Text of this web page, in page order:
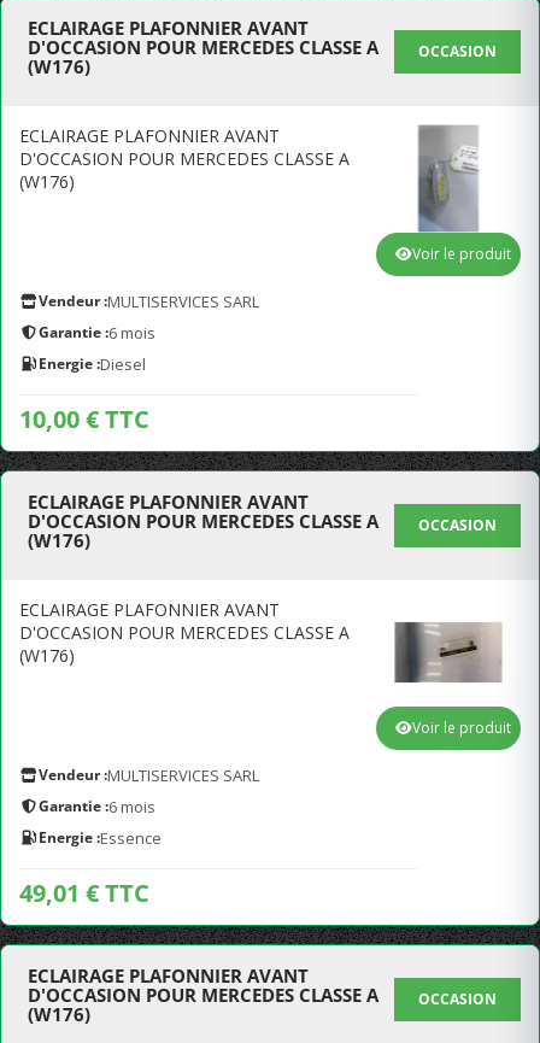
ECLAIRAGE PLAFONNIER AVANT
D'OCCASION POUR MERCEDES CLASSE A
(W176)
OCCASION
ECLAIRAGE PLAFONNIER AVANT
D'OCCASION POUR MERCEDES CLASSE A
(W176)
Vendeur :MULTISERVICES SARL
Garantie :6 mois
Energie :Diesel
10,00 € TTC
Voir le produit
ECLAIRAGE PLAFONNIER AVANT
D'OCCASION POUR MERCEDES CLASSE A
(W176)
OCCASION
ECLAIRAGE PLAFONNIER AVANT
D'OCCASION POUR MERCEDES CLASSE A
(W176)
Vendeur :MULTISERVICES SARL
Garantie :6 mois
Energie :Essence
49,01 € TTC
Voir le produit
ECLAIRAGE PLAFONNIER AVANT
D'OCCASION POUR MERCEDES CLASSE A
(W176)
OCCASION